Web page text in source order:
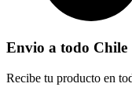
Envio a todo Chile
Recibe tu producto en